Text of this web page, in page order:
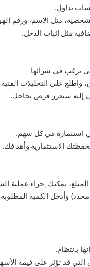
تداول.
مثل الاسم، ورقم
مثل إثبات الدخل.
ترغب في شرائها.
واطلع على التحليلات
إليه سيعزز فرص نجاحك.
استثماره في كل سهم.
الاستثمارية وأهدافك.
المبلغ، يمكنك إجراء عملية
وأدخل الكمية
بانتظام.
التي قد تؤثر على قيمة